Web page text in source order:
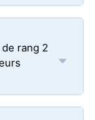
rang 2